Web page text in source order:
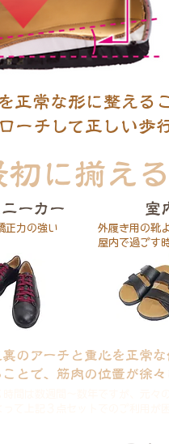
正常な形に整える
ーチして正しい歩
初に揃え
ーカー
正力の強い
室
外履き用の靴
屋内で過ごす
のアーチと重心を正常
とで、筋肉の位置が徐々